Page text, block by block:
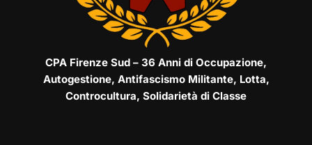
CPA Firenze Sud – 36 Anni di Occupazione,
Autogestione, Antifascismo Militante, Lotta,
Controcultura, Solidarietà di Classe